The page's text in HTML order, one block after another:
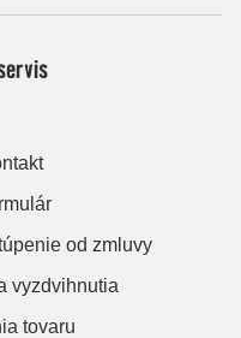
od zmluvy
vyzdvihnutia
tovaru